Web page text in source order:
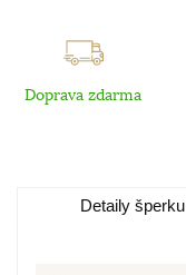
Doprava zdarma
Detaily šperku